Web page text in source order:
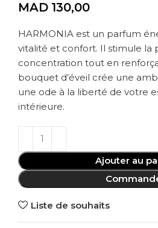
MAD 130,00
HARMONIA est un parfum
vitalité et confort. Il stimule la
concentration tout en
bouquet d’éveil crée une
une ode à la liberté de votre
intérieure.
Ajouter au
Liste de souhaits